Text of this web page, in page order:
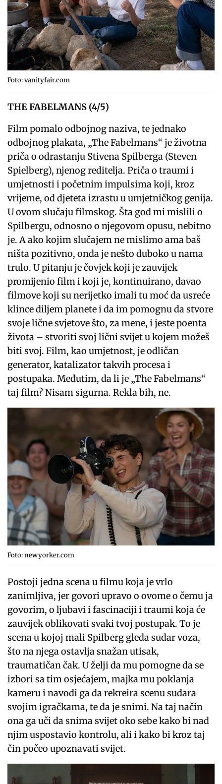
Foto: vanityfair.com
THE FABELMANS (4/5)
Film pomalo odbojnog naziva, te jednako
odbojnog plakata, „The Fabelmans“ je životna
priča o odrastanju Stivena Spilberga (Steven
Spielberg), njenog reditelja. Priča o traumi i
umjetnosti i početnim impulsima koji, kroz
vrijeme, od djeteta izrastu u umjetničkog genija.
U ovom slučaju filmskog. Šta god mi mislili o
Spilbergu, odnosno o njegovom opusu, nebitno
je. A ako kojim slučajem ne mislimo ama baš
ništa pozitivno, onda je nešto duboko u nama
trulo. U pitanju je čovjek koji je zauvijek
promijenio film i koji je, kontinuirano, davao
filmove koji su nerijetko imali tu moć da usreće
klince diljem planete i da im pomognu da stvore
svoje lične svjetove što, za mene, i jeste poenta
života – stvoriti svoj lični svijet u kojem možeš
biti svoj. Film, kao umjetnost, je odličan
generator, katalizator takvih procesa i
postupaka. Međutim, da li je „The Fabelmans“
taj film? Nisam sigurna. Rekla bih, ne.
Foto: newyorker.com
Postoji jedna scena u filmu koja je vrlo
zanimljiva, jer govori upravo o ovome o čemu ja
govorim, o ljubavi i fascinaciji i traumi koja će
zauvijek oblikovati svaki tvoj postupak. To je
scena u kojoj mali Spilberg gleda sudar voza,
što na njega ostavlja snažan utisak,
traumatičan čak. U želji da mu pomogne da se
izbori sa tim osjećajem, majka mu poklanja
kameru i navodi ga da rekreira scenu sudara
svojim igračkama, te da je snimi. Na taj način
ona ga uči da snima svijet oko sebe kako bi nad
njim uspostavio kontrolu, ali i kako bi kroz taj
čin počeo upoznavati svijet.